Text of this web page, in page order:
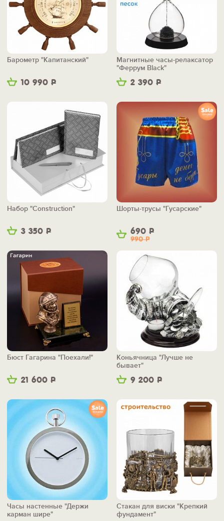
10 990 Р
Барометр "Капитанский"
2 390 Р
Магнитные часы-релаксатор
"Феррум Black"
3 350 Р
Набор "Construction"
690 Р
990Р
Шорты-трусы "Гусарские"
21 600 Р
Бюст Гагарина "Поехали!"
9 200 Р
Коньячница "Лучше не
бывает"
Часы настенные "Держи
карман шире"
Стакан для виски "Крепкий
фундамент"